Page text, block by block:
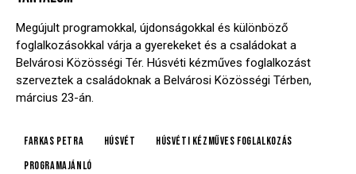
Megújult programokkal, újdonságokkal és különböző
foglalkozásokkal várja a gyerekeket és a családokat a
Belvárosi Közösségi Tér. Húsvéti kézműves foglalkozást
szerveztek a családoknak a Belvárosi Közösségi Térben,
március 23-án.
Farkas Petra húsvét
húsvéti kézműves foglalkozás
programajánló